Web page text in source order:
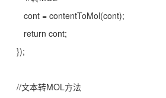
cont = contentToMol(cont);
return cont;
});
//文本转MOL方法